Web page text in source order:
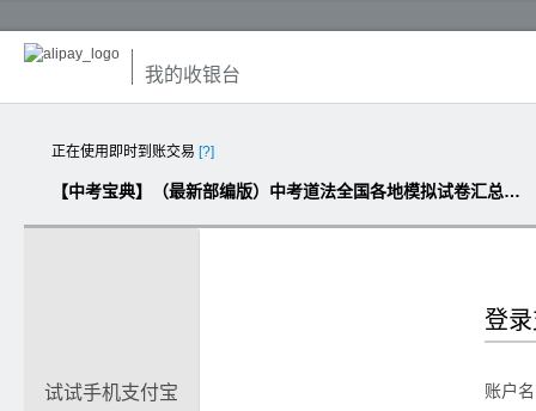
我的收银台
正在使用即时到账交易 [?]
【中考宝典】（最新部编版）中考道法全国各地模拟试卷汇总（Word版，含答案）
试试手机支付宝
登
账户